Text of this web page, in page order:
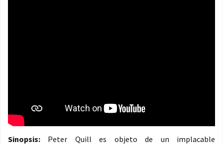
Sinopsis: Peter Quill es objeto de un implacable